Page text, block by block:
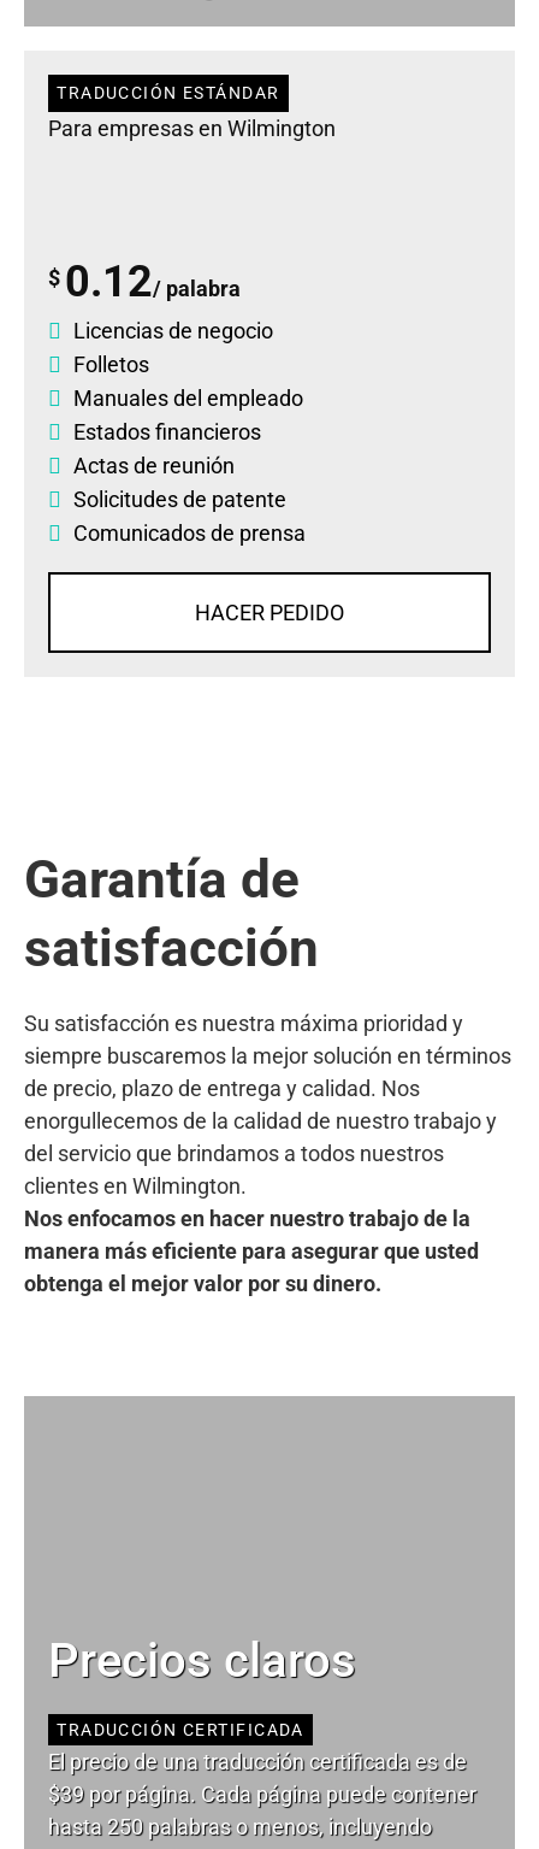
TRADUCCIÓN ESTÁNDAR
Para empresas en Wilmington
$ 0.12/ palabra
Licencias de negocio
Folletos
Manuales del empleado
Estados financieros
Actas de reunión
Solicitudes de patente
Comunicados de prensa
HACER PEDIDO
Garantía de
satisfacción
Su satisfacción es nuestra máxima prioridad y
siempre buscaremos la mejor solución en términos
de precio, plazo de entrega y calidad. Nos
enorgullecemos de la calidad de nuestro trabajo y
del servicio que brindamos a todos nuestros
clientes en Wilmington.
Nos enfocamos en hacer nuestro trabajo de la
manera más eficiente para asegurar que usted
obtenga el mejor valor por su dinero.
Precios claros
TRADUCCIÓN CERTIFICADA
El precio de una traducción certificada es de
$39 por página. Cada página puede contener
hasta 250 palabras o menos, incluyendo